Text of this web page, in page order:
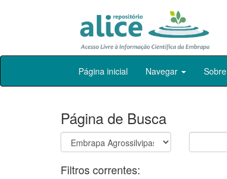
Skip
Página inicial Navegar Sobre
Página de Busca
Filtros correntes: